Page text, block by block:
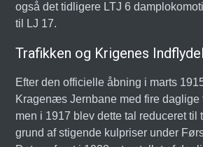
også det tidligere LTJ 6
til LJ 17.
Trafikken og Krigenes
Efter den officielle åbning i marts
Kragenæs Jernbane med fire daglige
men i 1917 blev dette tal reduceret til
grund af stigende kulpriser under